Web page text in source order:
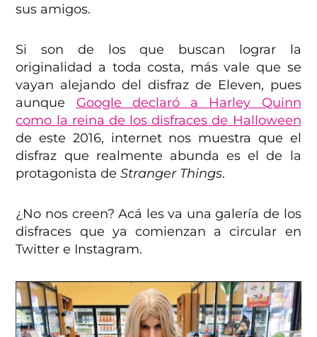
sus amigos.
Si son de los que buscan lograr la
originalidad a toda costa, más vale que se
vayan alejando del disfraz de Eleven, pues
aunque Google declaró a Harley Quinn
como la reina de los disfraces de Halloween
de este 2016, internet nos muestra que el
disfraz que realmente abunda es el de la
protagonista deStranger Things.
¿No nos creen? Acá les va una galería de los
disfraces que ya comienzan a circular en
Twitter e Instagram.